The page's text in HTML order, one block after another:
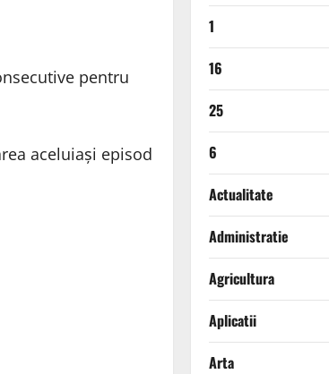
pentru
aceluiași episod
1
16
25
6
Actualitate
Administratie
Agricultura
Aplicatii
Arta